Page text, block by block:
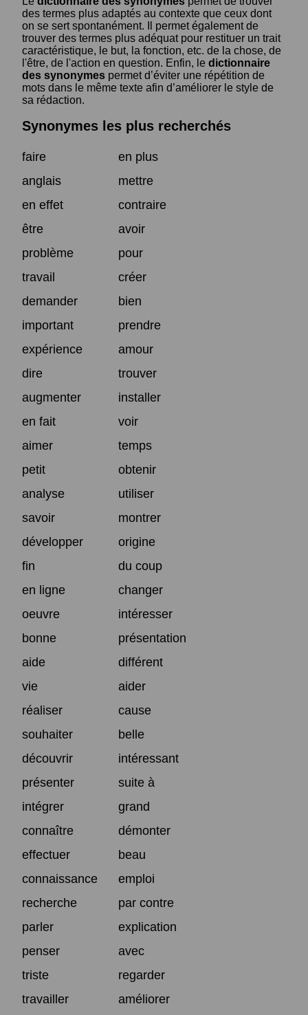
des termes plus adaptés au contexte que ceux dont
on se sert spontanément. Il permet également de
trouver des termes plus adéquat pour restituer un trait
caractéristique, le but, la fonction, etc. de la chose, de
l'être, de l'action en question. Enfin, le dictionnaire
des synonymes permet d’éviter une répétition de
mots dans le même texte afin d’améliorer le style de
sa rédaction.
Synonymes les plus recherchés
faire
en plus
anglais
mettre
en effet
contraire
être
avoir
problème
pour
travail
créer
demander
bien
important
prendre
expérience
amour
dire
trouver
augmenter
installer
en fait
voir
aimer
temps
petit
obtenir
analyse
utiliser
savoir
montrer
développer
origine
fin
du coup
en ligne
changer
oeuvre
intéresser
bonne
présentation
aide
différent
vie
aider
réaliser
cause
souhaiter
belle
découvrir
intéressant
présenter
suite à
intégrer
grand
connaître
démonter
effectuer
beau
connaissance
emploi
recherche
par contre
parler
explication
penser
avec
triste
regarder
travailler
améliorer